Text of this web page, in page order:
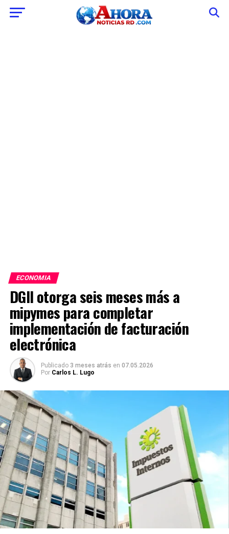
ECONOMIA
DGII otorga seis meses más a
mipymes para completar
implementación de facturación
electrónica
Publicado 3 meses atrás en 07.05.2026
Por Carlos L. Lugo